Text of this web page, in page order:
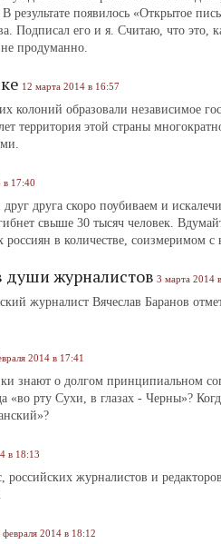
результате появилось «Открытое
Подписал его и я. Считаю, что это,
продуманно.
12 марта 2014 в 16:57
колоний образовали независимое
территория этой страны
в 17:40
друга скоро поубиваем и
свыше 30 тысяч человек.
россиян в количестве, соизмеримом
журналистов 3 марта 2014
журналист Вячеслав Баранов
2014 в 17:41
знают о долгом принципиальном
«во рту Сухи, в глазах ‑ Черны»?
в 18:13
журналистов и
февраля 2014 в 18:12